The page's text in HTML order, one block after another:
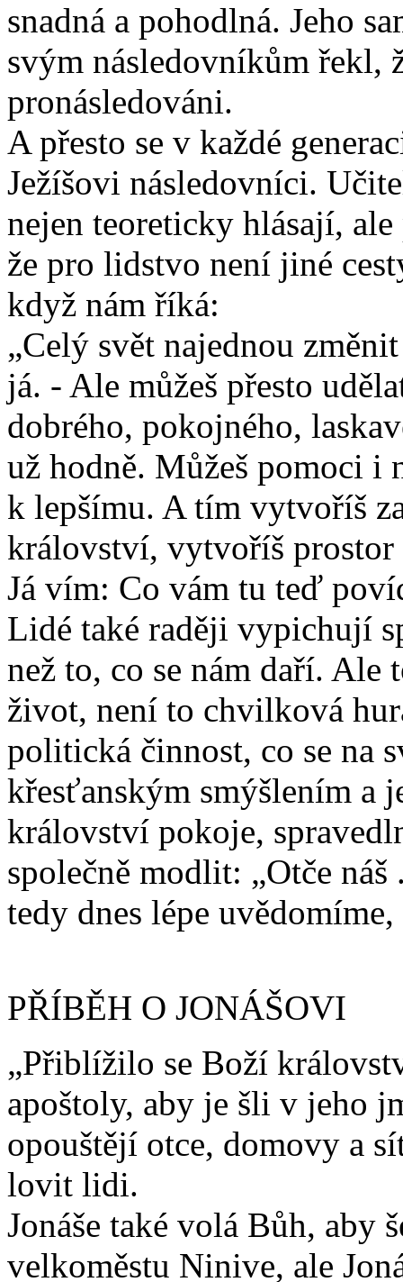
snadná a pohodlná. Jeho
svým následovníkům řekl,
pronásledováni.
A přesto se v každé
Ježíšovi následovníci.
nejen teoreticky hlásají,
že pro lidstvo není jiné
když nám říká:
„Celý svět najednou
já. - Ale můžeš přesto
dobrého, pokojného,
už hodně. Můžeš pomoci i
k lepšímu. A tím vytvoříš
království, vytvoříš prostor
Já vím: Co vám tu teď
Lidé také raději vypichují
než to, co se nám daří. Ale
život, není to chvilková
politická činnost, co se na
křesťanským smýšlením a
království pokoje,
společně modlit: „Otče
tedy dnes lépe
PŘÍBĚH O JONÁŠOVI
„Přiblížilo se Boží
apoštoly, aby je šli v jeho
opouštějí otce, domovy a
lovit lidi.
Jonáše také volá Bůh, aby
velkoměstu Ninive, ale